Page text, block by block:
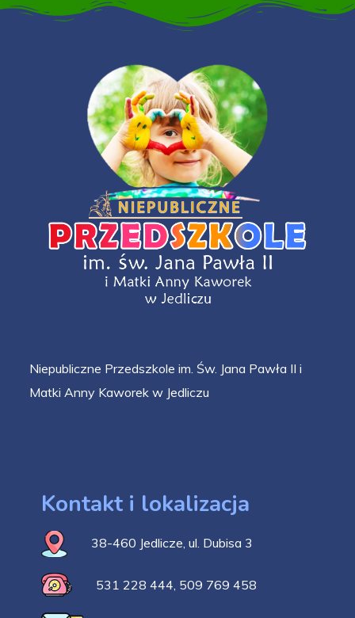
Niepubliczne Przedszkole im. Św. Jana Pawła II i
Matki Anny Kaworek w Jedliczu
Kontakt i lokalizacja
38-460 Jedlicze, ul. Dubisa 3
531 228 444, 509 769 458